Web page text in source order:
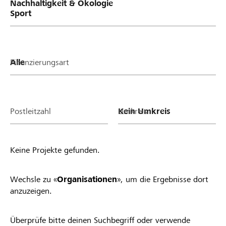
Finanzierungsart
Postleitzahl Umkreis
Keine Projekte gefunden.
Wechsle zu «Organisationen», um die Ergebnisse dort
anzuzeigen.
Überprüfe bitte deinen Suchbegriff oder verwende